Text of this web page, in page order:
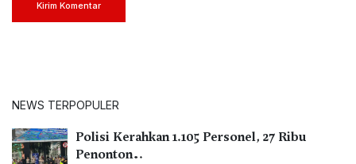
Kirim Komentar
NEWS TERPOPULER
Polisi Kerahkan 1.105 Personel, 27 Ribu
Penonton…